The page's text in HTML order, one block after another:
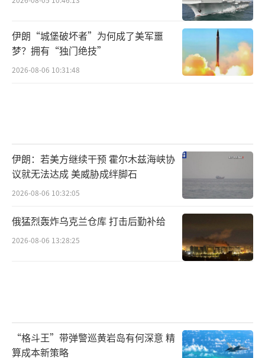
伊朗“城堡破坏者”为何成了美军噩
梦？拥有“独门绝技”
2026-08-06 10:31:48
伊朗：若美方继续干预 霍尔木兹海峡协
议就无法达成 美威胁成绊脚石
2026-08-06 10:32:05
俄猛烈轰炸乌克兰仓库 打击后勤补给
2026-08-06 13:28:25
“格斗王”带弹警巡黄岩岛有何深意 精
算成本新策略